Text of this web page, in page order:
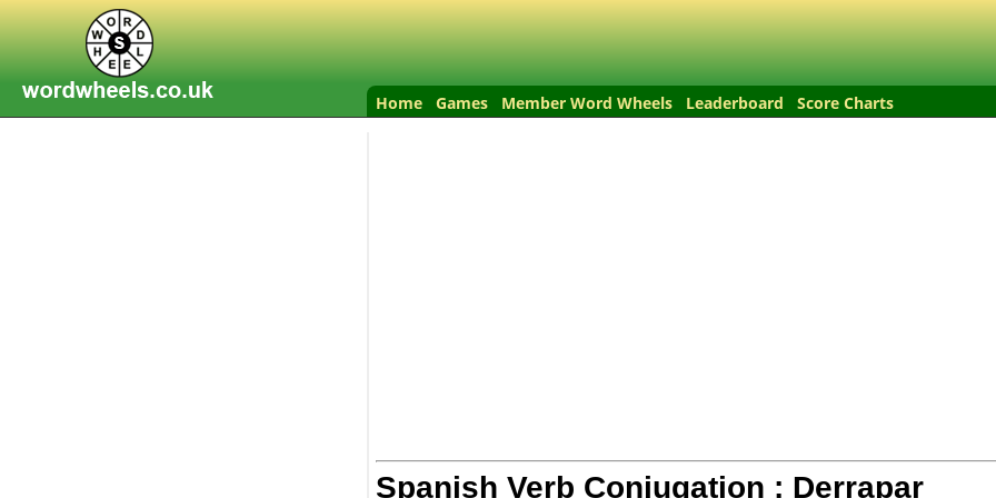
Home Games Member Word Wheels Leaderboard Score Charts
Spanish Verb Conjugation : Derrapar